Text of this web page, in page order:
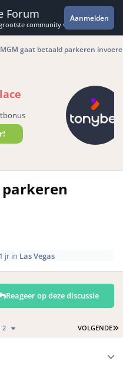
Forum
community voor de
Aanmelden
MGM gaat betaald parkeren
jr in Las Vegas
Reageer op deze discussie
VOLGENDE
2